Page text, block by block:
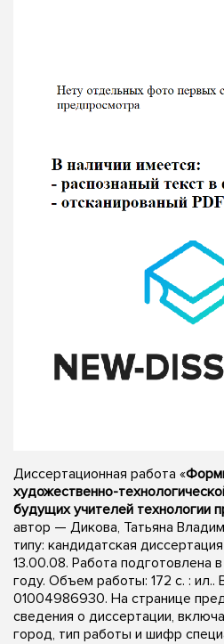
Диссертационная работа «
художественно-
будущих учителей технологии
автор — Дикова, Татьяна
типу: кандидатская
13.00.08. Работа подготовлена
году. Объем работы: 172 с. : ил..
01004986930. На странице
сведения о диссертации,
город, тип работы и шифр